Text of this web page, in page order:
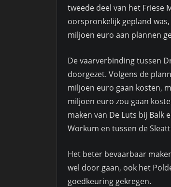
tweede deel van het Friese
oorspronkelijk gepland
miljoen euro aan plannen
De vaarverbinding tussen
doorgezet. Volgens de
miljoen euro gaan kosten,
miljoen euro zou gaan
maken van De Luts bij
Workum en tussen de
Het beter bevaarbaar
wel door gaan, ook het
goedkeuring gekregen.